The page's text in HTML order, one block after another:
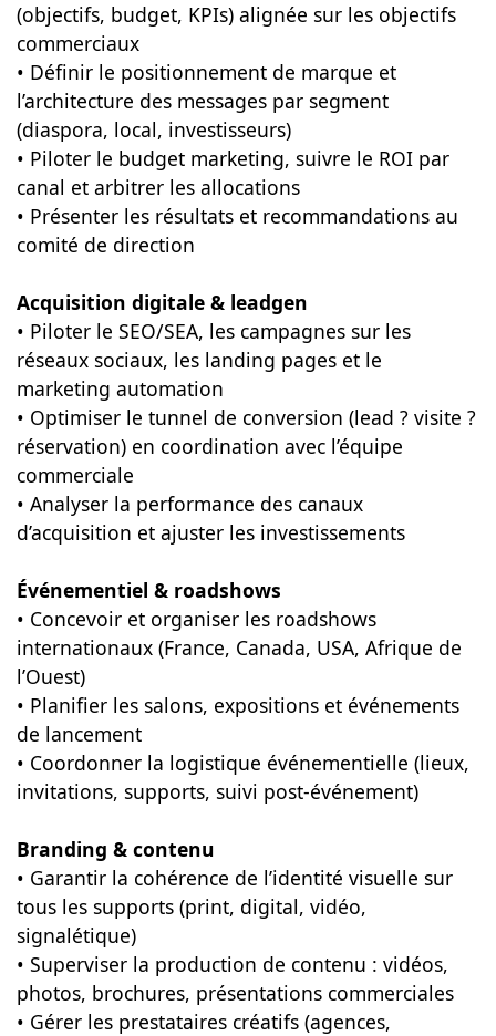
(objectifs, budget, KPIs) alignée sur les objectifs
commerciaux
• Définir le positionnement de marque et
l’architecture des messages par segment
(diaspora, local, investisseurs)
• Piloter le budget marketing, suivre le ROI par
canal et arbitrer les allocations
• Présenter les résultats et recommandations au
comité de direction
Acquisition digitale & leadgen
• Piloter le SEO/SEA, les campagnes sur les
réseaux sociaux, les landing pages et le
marketing automation
• Optimiser le tunnel de conversion (lead ? visite ?
réservation) en coordination avec l’équipe
commerciale
• Analyser la performance des canaux
d’acquisition et ajuster les investissements
Événementiel & roadshows
• Concevoir et organiser les roadshows
internationaux (France, Canada, USA, Afrique de
l’Ouest)
• Planifier les salons, expositions et événements
de lancement
• Coordonner la logistique événementielle (lieux,
invitations, supports, suivi post-événement)
Branding & contenu
• Garantir la cohérence de l’identité visuelle sur
tous les supports (print, digital, vidéo,
signalétique)
• Superviser la production de contenu : vidéos,
photos, brochures, présentations commerciales
• Gérer les prestataires créatifs (agences,